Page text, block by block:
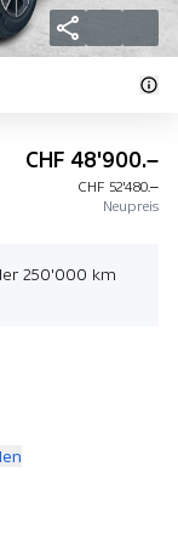
CHF 48'900.–
CHF 52'480.–
Neupreis
250'000 km